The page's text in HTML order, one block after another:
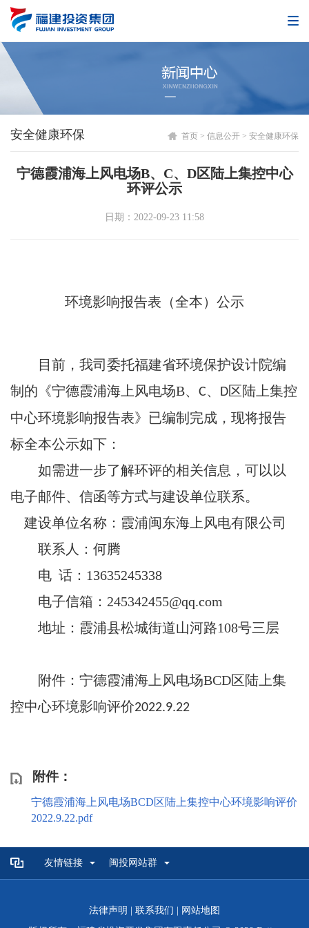
安全健康环保 首页 > 信息公开 > 安全健康环保
宁德霞浦海上风电场B、C、D区陆上集控中心
环评公示
日期：2022-09-23 11:58
环境影响报告表（全本）公示
目前，我司委托福建省环境保护设计院编
制的《宁德霞浦海上风电场B、 C、 D区陆上集控
中心环境影响报告表》已编制完成，现将报告
标全本公示如下：
如需进一步了解环评的相关信息，可以以
电子邮件、信函等方式与建设单位联系。
建设单位名称：霞浦闽东海上风电有限公司
联系人：何腾
电 话： 13635245338
电子信箱： 245342455@qq.com
地址：霞浦县松城街道山河路108号三层
附件：宁德霞浦海上风电场BCD区陆上集
控中心环境影响评价2022.9.22
附件：
宁德霞浦海上风电场BCD区陆上集控中心环境影响评价
2022.9.22.pdf
友情链接 闽投网站群
法律声明 联系我们
网站地图